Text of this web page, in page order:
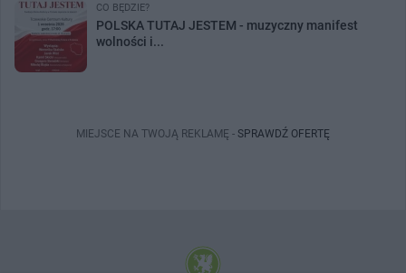
CO BĘDZIE?
POLSKA TUTAJ JESTEM - muzyczny manifest
wolności i...
MIEJSCE NA TWOJĄ REKLAMĘ - SPRAWDŹ OFERTĘ